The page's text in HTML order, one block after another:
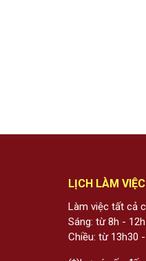
LỊCH LÀM VIỆC
Làm việc tất cả
Sáng: từ 8h - 12h
Chiều: từ 13h30